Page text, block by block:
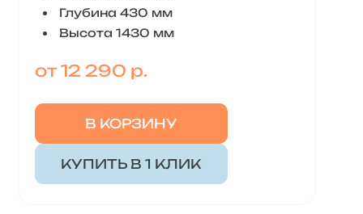
Глубина 430 мм
Высота 1430 мм
от 12 290 р.
В КОРЗИНУ
КУПИТЬ В 1 КЛИК